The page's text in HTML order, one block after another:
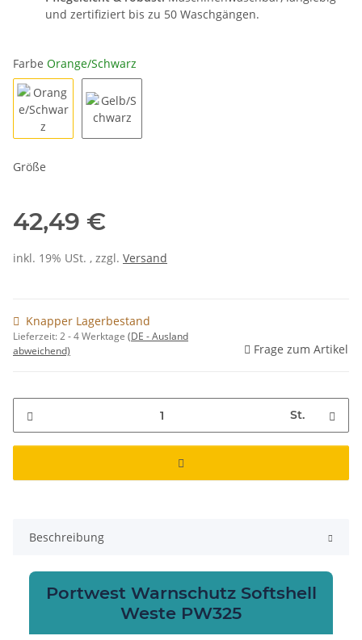
und zertifiziert bis zu 50 Waschgängen.
Farbe Orange/Schwarz
Größe
42,49 €
inkl. 19% USt. , zzgl. Versand
Knapper Lagerbestand
Lieferzeit:2 - 4 Werktage (DE - Ausland
abweichend)
Frage zum Artikel
St.
Beschreibung
Portwest Warnschutz Softshell
Weste PW325